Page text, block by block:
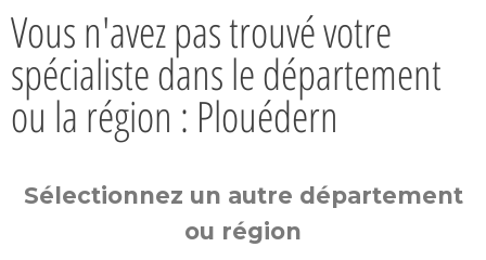
Vous n'avez pas trouvé votre
spécialiste dans le département
ou la région : Plouédern
Sélectionnez un autre département
ou région